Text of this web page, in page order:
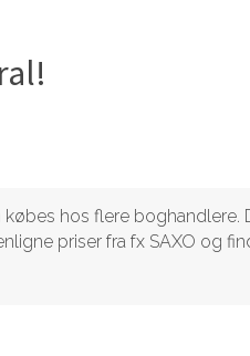
hos flere boghandlere.
priser fra fx SAXO og